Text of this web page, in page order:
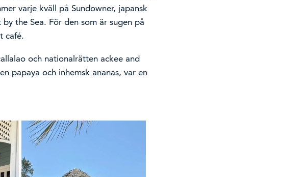
varje kväll på Sundowner, japansk
the Sea. För den som är sugen på
café.
och nationalrätten ackee and
papaya och inhemsk ananas, var en